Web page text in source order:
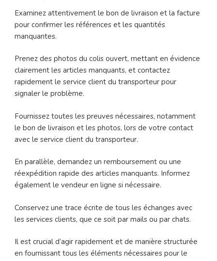
Examinez attentivement le bon de livraison et la facture
pour confirmer les références et les quantités
manquantes.
Prenez des photos du colis ouvert, mettant en évidence
clairement les articles manquants, et contactez
rapidement le service client du transporteur pour
signaler le problème.
Fournissez toutes les preuves nécessaires, notamment
le bon de livraison et les photos, lors de votre contact
avec le service client du transporteur.
En parallèle, demandez un remboursement ou une
réexpédition rapide des articles manquants. Informez
également le vendeur en ligne si nécessaire.
Conservez une trace écrite de tous les échanges avec
les services clients, que ce soit par mails ou par chats.
Il est crucial d’agir rapidement et de manière structurée
en fournissant tous les éléments nécessaires pour le